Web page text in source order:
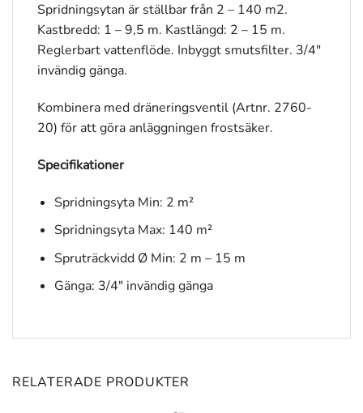
Spridningsytan är ställbar från 2 – 140 m2.
Kastbredd: 1 – 9,5 m. Kastlängd: 2 – 15 m.
Reglerbart vattenflöde. Inbyggt smutsfilter. 3/4″
invändig gänga.
Kombinera med dräneringsventil (Artnr. 2760-
20) för att göra anläggningen frostsäker.
Specifikationer
Spridningsyta Min: 2 m²
Spridningsyta Max: 140 m²
Spruträckvidd Ø Min: 2 m – 15 m
Gänga: 3/4″ invändig gänga
RELATERADE PRODUKTER